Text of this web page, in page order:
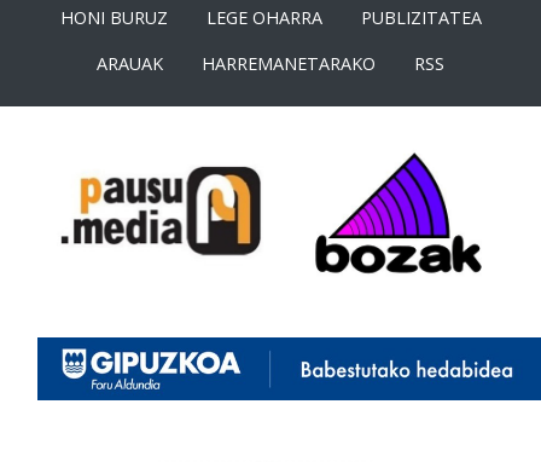
HONI BURUZ LEGE OHARRA
PUBLIZITATEA
ARAUAK
HARREMANETARAKO RSS